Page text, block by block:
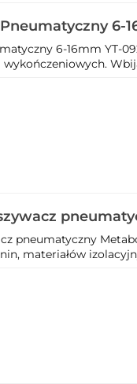
6-
6-16mm YT-
pneumatyczny
materiałów